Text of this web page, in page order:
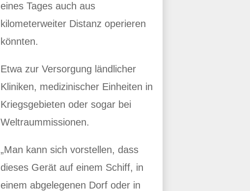
eines Tages auch aus
kilometerweiter Distanz operieren
könnten.
Etwa zur Versorgung ländlicher
Kliniken, medizinischer Einheiten in
Kriegsgebieten oder sogar bei
Weltraummissionen.
„Man kann sich vorstellen, dass
dieses Gerät auf einem Schiff, in
einem abgelegenen Dorf oder in